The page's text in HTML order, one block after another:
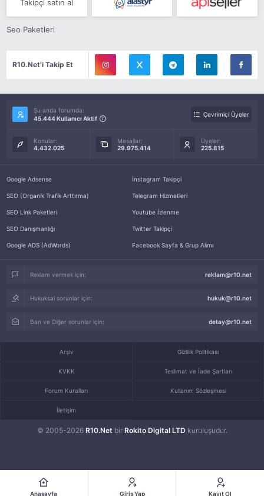
Takipçi satın al
Seo Paketleri
R10.Net'i Takip Et
Şu anda forumda:
45.444 Kullanıcı Aktif
Çevrimiçi Üyeler
Konular:
4.432.025
Mesajlar:
29.975.414
Üyeler:
225.815
Google Adsense
SEO (Organik Trafik Arttırma)
SEO Link Paketleri
SEO Danışmanlığı
Google ADS (AdWords)
İnstagram Takipçi
Telegram Hizmetleri
Youtube İzlenme
Twitter Takipçi
Facebook Sayfa & Grup Alımı
Reklam vermek için: reklam@r10.net
Hukuksal sorunlar için: hukuk@r10.net
Ban ve Diğer sorunlar için: detay@r10.net
© 2005-2026 R10.Net bir Rokito Digital LTD kuruluşudur.
Arşiv Gizlilik Politikası
KVKK Teslimat ve İade Şartları
Forum Kuralları Kullanım Sözleşmesi
İletişim
Anasayfa Giriş Yap Kayıt Ol